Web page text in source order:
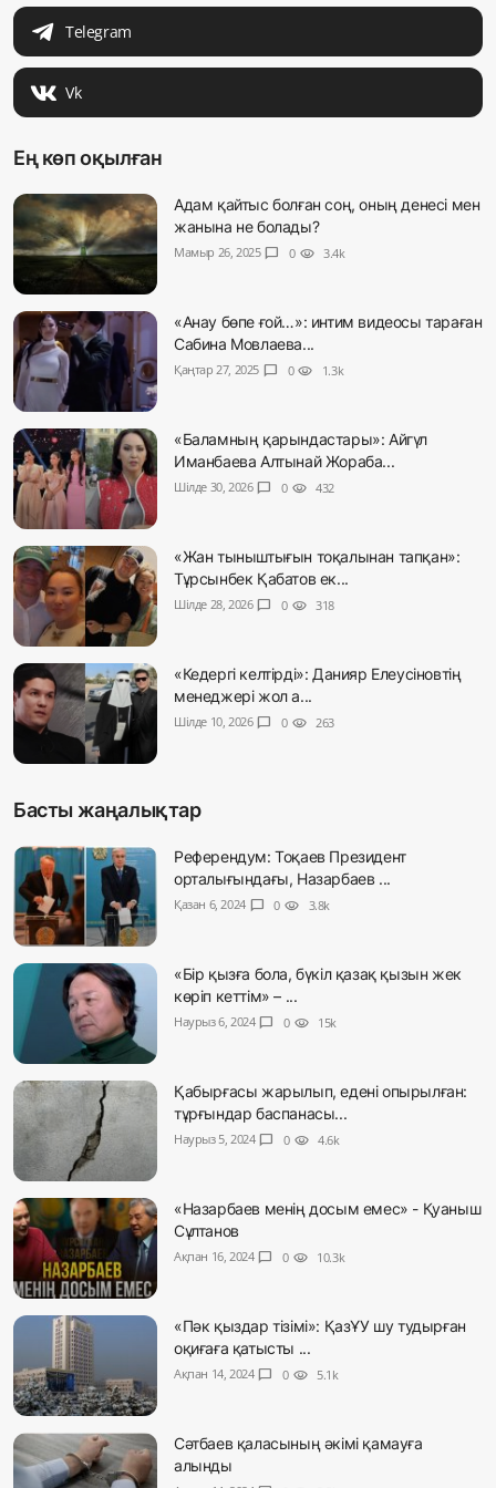
Telegram
Vk
Ең көп оқылған
Адам қайтыс болған соң, оның денесі мен
жанына не болады?
Мамыр 26, 2025 chat_bubble 0 visibility 3.4k
«Анау бөпе ғой…»: интим видеосы тараған
Сабина Мовлаева...
Қаңтар 27, 2025 chat_bubble 0 visibility 1.3k
«Баламның қарындастары»: Айгүл
Иманбаева Алтынай Жораба...
Шілде 30, 2026 chat_bubble 0 visibility 432
«Жан тыныштығын тоқалынан тапқан»:
Тұрсынбек Қабатов ек...
Шілде 28, 2026 chat_bubble 0 visibility 318
«Кедергі келтірді»: Данияр Елеусіновтің
менеджері жол а...
Шілде 10, 2026 chat_bubble 0 visibility 263
Басты жаңалықтар
Референдум: Тоқаев Президент
орталығындағы, Назарбаев ...
Қазан 6, 2024 chat_bubble 0 visibility 3.8k
«Бір қызға бола, бүкіл қазақ қызын жек
көріп кеттім» – ...
Наурыз 6, 2024 chat_bubble 0 visibility 15k
Қабырғасы жарылып, едені опырылған:
тұрғындар баспанасы...
Наурыз 5, 2024 chat_bubble 0 visibility 4.6k
«Назарбаев менің досым емес» - Қуаныш
Сұлтанов
Ақпан 16, 2024 chat_bubble 0 visibility 10.3k
«Пәк қыздар тізімі»: ҚазҰУ шу тудырған
оқиғаға қатысты ...
Ақпан 14, 2024 chat_bubble 0 visibility 5.1k
Сәтбаев қаласының әкімі қамауға
алынды